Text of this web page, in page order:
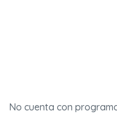
No cuenta con